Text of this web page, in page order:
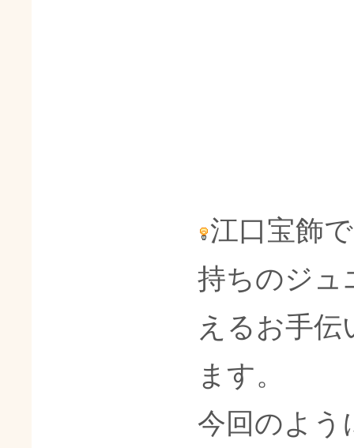
江口宝飾
持ちのジュ
えるお手
ます。
今回のよう